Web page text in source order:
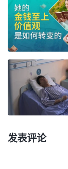
刑罚，硬着颈
的机会都被我
为神舍命又怎
重新做人，一
心，神的叮咛
倒中重新站立
何。面对神的
忧牵挂。无论
发表评论